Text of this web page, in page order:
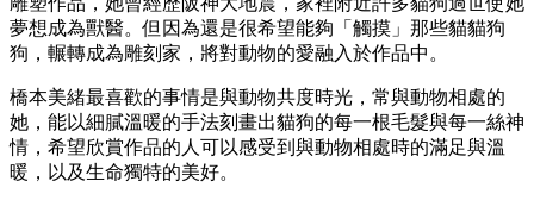
夢想成為獸醫。但因為還是很希望能夠「觸摸」那些貓貓狗
狗，輾轉成為雕刻家，將對動物的愛融入於作品中。
橋本美緒最喜歡的事情是與動物共度時光，常與動物相處的
她，能以細膩溫暖的手法刻畫出貓狗的每一根毛髮與每一絲神
情，希望欣賞作品的人可以感受到與動物相處時的滿足與溫
暖，以及生命獨特的美好。